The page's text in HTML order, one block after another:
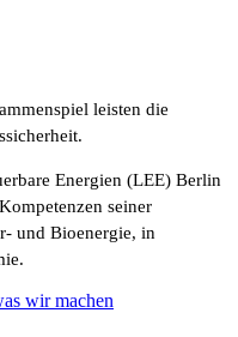
leisten die
Energien (LEE) Berlin
seiner
und Bioenergie, in
wir machen